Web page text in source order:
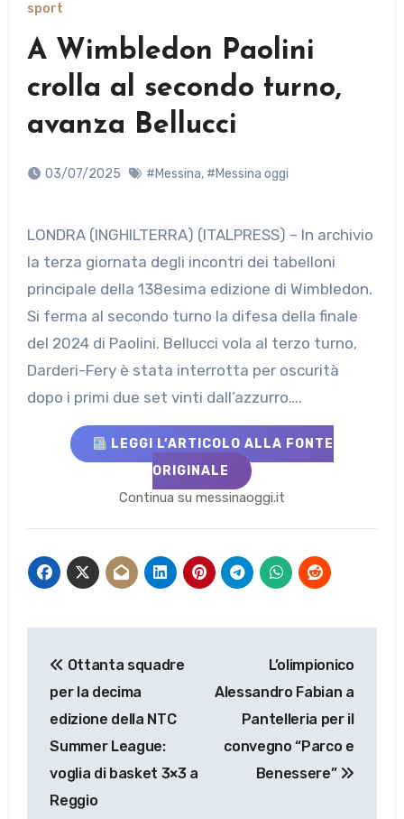
sport
A Wimbledon Paolini
crolla al secondo turno,
avanza Bellucci
03/07/2025 #Messina, #Messina oggi
LONDRA (INGHILTERRA) (ITALPRESS) – In archivio
la terza giornata degli incontri dei tabelloni
principale della 138esima edizione di Wimbledon.
Si ferma al secondo turno la difesa della finale
del 2024 di Paolini. Bellucci vola al terzo turno,
Darderi-Fery è stata interrotta per oscurità
dopo i primi due set vinti dall’azzurro….
LEGGI L’ARTICOLO ALLA FONTE
ORIGINALE
Continua su messinaoggi.it
articoli
Ottanta squadre
per la decima
edizione della NTC
Summer League:
voglia di basket 3×3 a
Reggio
L’olimpionico
Alessandro Fabian a
Pantelleria per il
convegno “Parco e
Benessere”